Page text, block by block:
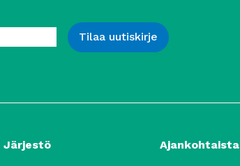
Järjestö Ajankohtaista